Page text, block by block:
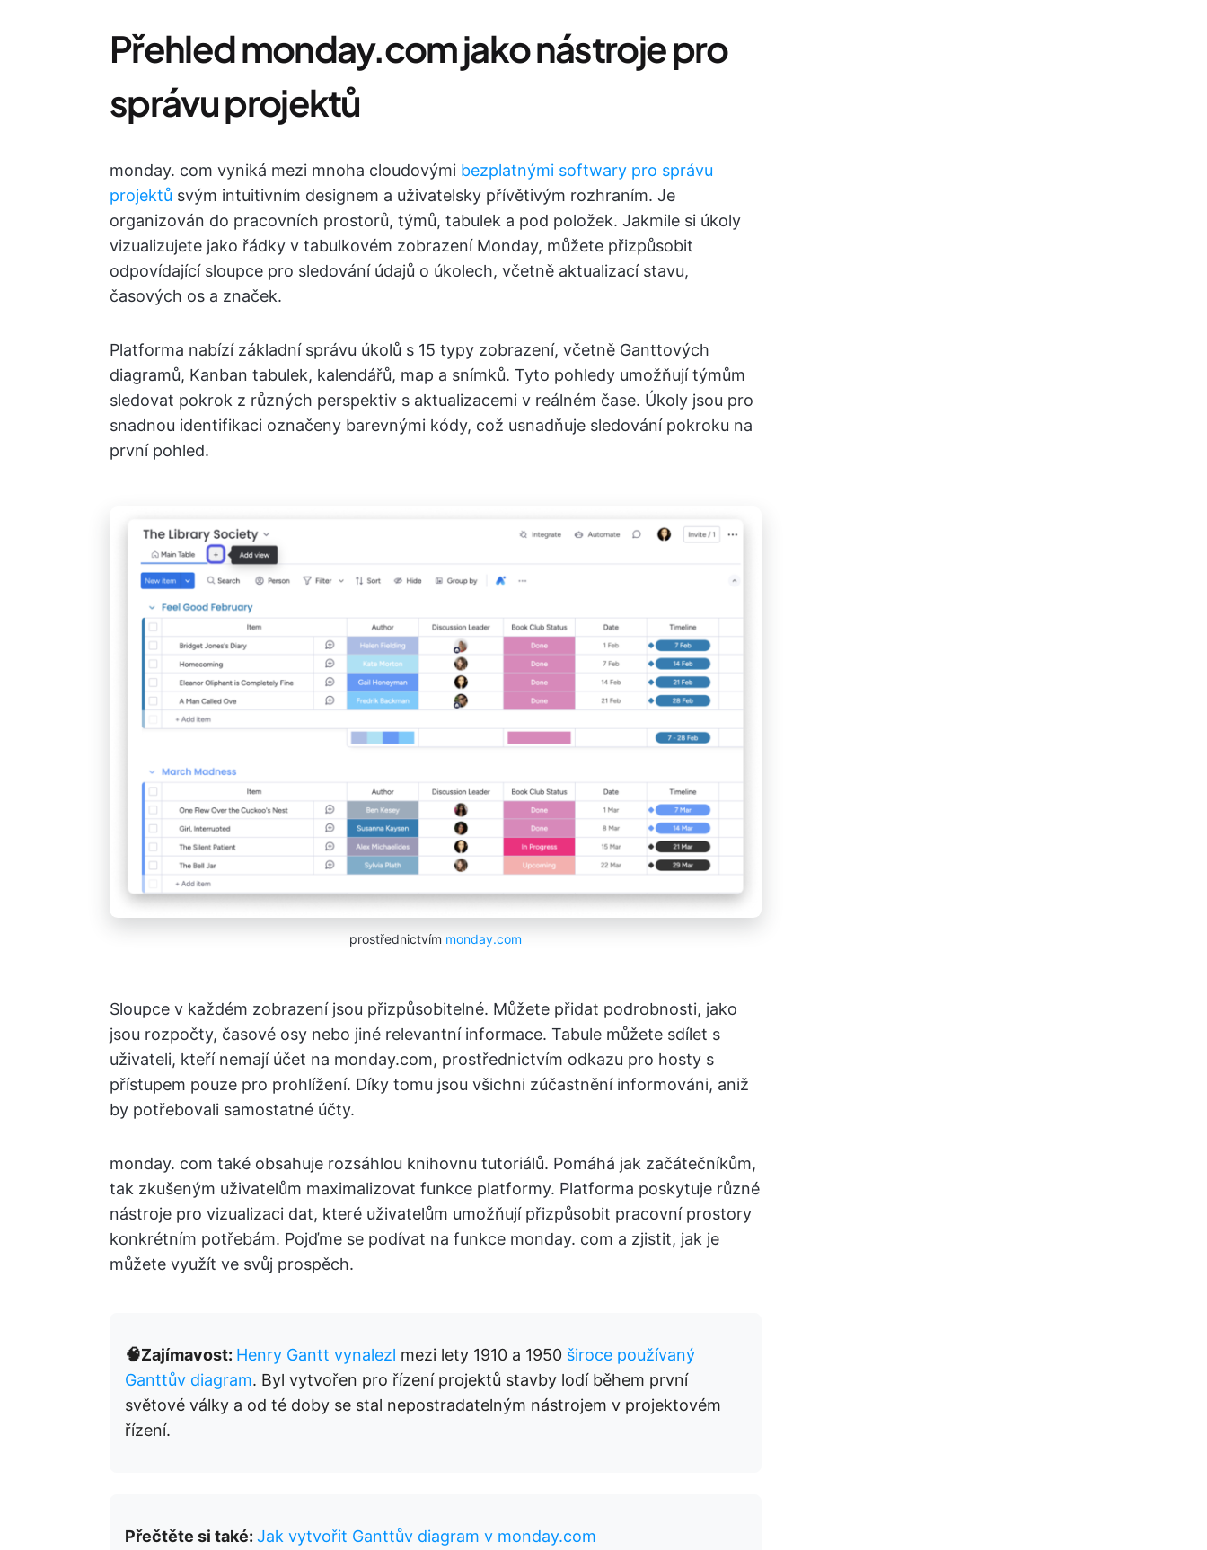
Přehled monday.com jako nástroje pro
správu projektů
monday. com vyniká mezi mnoha cloudovými bezplatnými softwary pro správu
projektů svým intuitivním designem a uživatelsky přívětivým rozhraním. Je
organizován do pracovních prostorů, týmů, tabulek a pod položek. Jakmile si úkoly
vizualizujete jako řádky v tabulkovém zobrazení Monday, můžete přizpůsobit
odpovídající sloupce pro sledování údajů o úkolech, včetně aktualizací stavu,
časových os a značek.
Platforma nabízí základní správu úkolů s 15 typy zobrazení, včetně Ganttových
diagramů, Kanban tabulek, kalendářů, map a snímků. Tyto pohledy umožňují týmům
sledovat pokrok z různých perspektiv s aktualizacemi v reálném čase. Úkoly jsou pro
snadnou identifikaci označeny barevnými kódy, což usnadňuje sledování pokroku na
první pohled.
prostřednictvím monday.com
Sloupce v každém zobrazení jsou přizpůsobitelné. Můžete přidat podrobnosti, jako
jsou rozpočty, časové osy nebo jiné relevantní informace. Tabule můžete sdílet s
uživateli, kteří nemají účet na monday.com, prostřednictvím odkazu pro hosty s
přístupem pouze pro prohlížení. Díky tomu jsou všichni zúčastnění informováni, aniž
by potřebovali samostatné účty.
monday. com také obsahuje rozsáhlou knihovnu tutoriálů. Pomáhá jak začátečníkům,
tak zkušeným uživatelům maximalizovat funkce platformy. Platforma poskytuje různé
nástroje pro vizualizaci dat, které uživatelům umožňují přizpůsobit pracovní prostory
konkrétním potřebám. Pojďme se podívat na funkce monday. com a zjistit, jak je
můžete využít ve svůj prospěch.
🧠Zajímavost: Henry Gantt vynalezl mezi lety 1910 a 1950 široce používaný
Ganttův diagram. Byl vytvořen pro řízení projektů stavby lodí během první
světové války a od té doby se stal nepostradatelným nástrojem v projektovém
řízení.
Přečtěte si také: Jak vytvořit Ganttův diagram v monday.com